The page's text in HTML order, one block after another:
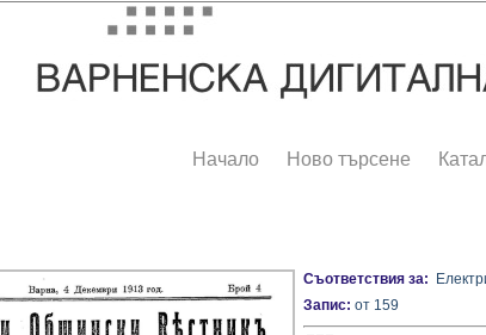
Начало Ново търсене
Съответствия за:
Запис: от 159